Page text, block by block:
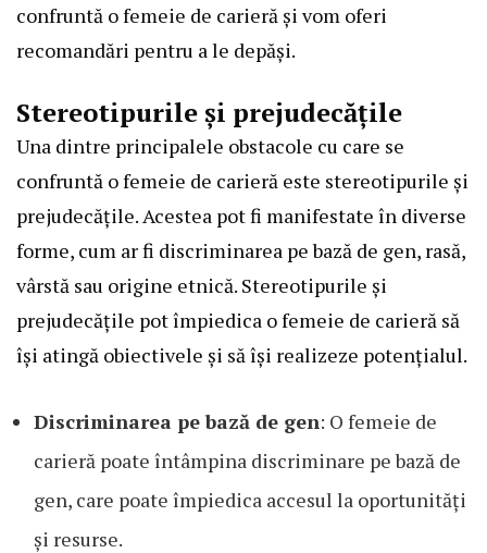
confruntă o femeie de carieră și vom oferi
recomandări pentru a le depăși.
Stereotipurile și prejudecățile
Una dintre principalele obstacole cu care se
confruntă o femeie de carieră este stereotipurile și
prejudecățile. Acestea pot fi manifestate în diverse
forme, cum ar fi discriminarea pe bază de gen, rasă,
vârstă sau origine etnică. Stereotipurile și
prejudecățile pot împiedica o femeie de carieră să
își atingă obiectivele și să își realizeze potențialul.
Discriminarea pe bază de gen: O femeie de
carieră poate întâmpina discriminare pe bază de
gen, care poate împiedica accesul la oportunități
și resurse.